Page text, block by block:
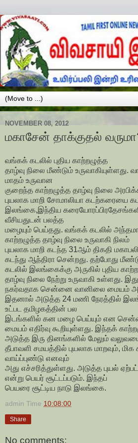
NOVEMBER 08, 2012
மகாசேன் தாக்குதல்
வங்கக் கடலில் புதிய காற்றழுத்த
தாழ்வு நிலை மீண்டும் உருவாகியுள்ளது.
மாதம் உருவான
குறைந்த காற்றழுத்த தாழ்வு நிலை
புயலாக மாறி சோமாலியா கடற்கரையை
இலங்கை,இந்திய
வீசியதுடன் பலத்த
மழையும் பெய்தது. வங்கக் கடலில்
காற்றழுத்த தாழ்வு நிலை உருவாகி நிலம்
புயலாக மாறி கடந்த 31ஆம் திகதி
கடந்து ஆந்திரா சென்றது. தற்போது
கடலில் இலங்கைக்கு அருகில் புதிய
தாழ்வு நிலை நேற்று உருவாகி உள்ளது.
நகர்வதாக சென்னை வானிலை மையம்
இதனால் அடுத்த 24 மணி நேரத்தில்
உட்பட தமிழகத்தின் பல
இடங்களில் கன மழை பெய்யும் என
மையம் எதிர்வு கூறியுள்ளது. இந்தக்
அடுத்த இரு தினங்களில் மேலும்
தீபாவளி சமயத்தில் புயலாக மாறவும்,
வாய்ப்புண்டு எனவும்
அது எச்சரித்துள்ளது. அடுத்த புயல்
என்று பெயர் சூட்டப்படும். இந்தப்
பெயரை சூட்டிய நாடு இலங்கை.
admin Time 10:08:00
Share
No comments: